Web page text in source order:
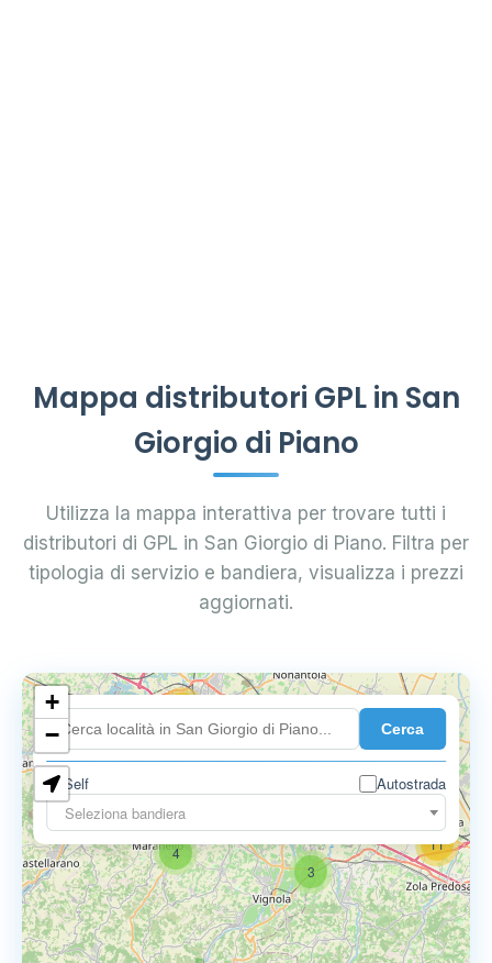
Mappa distributori GPL in San
Giorgio di Piano
Utilizza la mappa interattiva per trovare tutti i
distributori di GPL in San Giorgio di Piano. Filtra per
tipologia di servizio e bandiera, visualizza i prezzi
aggiornati.
Cerca
Self
Autostrada
Seleziona bandiera
4
11
18
9
3
11
+
−